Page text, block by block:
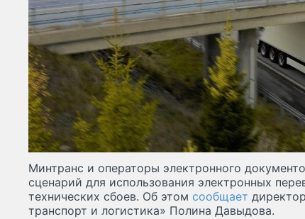
Минтранс и операторы электронного
сценарий для использования электронных
технических сбоев. Об этом сообщает
транспорт и логистика» Полина Давыдова.